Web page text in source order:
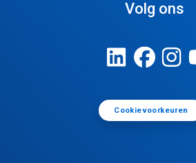
Volg ons
Cookievoorkeuren